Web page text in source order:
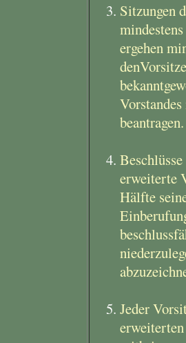
Sitzungen
ergehen
beantragen.
erweiterte
Hälfte
Jeder